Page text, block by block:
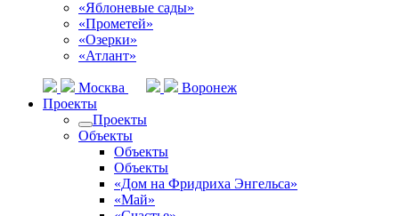
«Яблоневые сады»
«Прометей»
«Озерки»
«Атлант»
Москва
Воронеж
Проекты
Проекты
Объекты
Объекты
Объекты
«Дом на Фридриха Энгельса»
«Май»